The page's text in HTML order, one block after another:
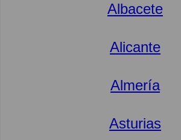
Albacete
Alicante
Almería
Asturias